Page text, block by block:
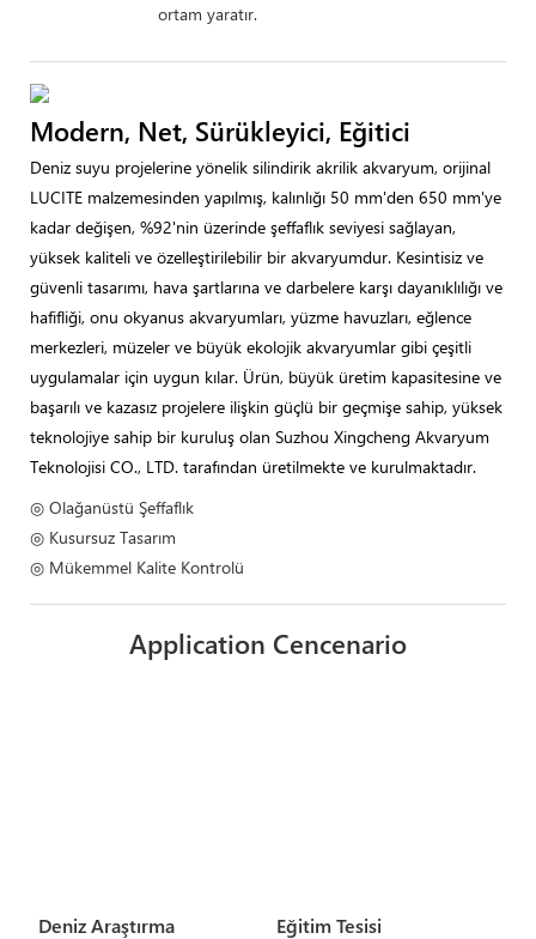
ortam yaratır.
Modern, Net, Sürükleyici, Eğitici
Deniz suyu projelerine yönelik silindirik akrilik akvaryum, orijinal
LUCITE malzemesinden yapılmış, kalınlığı 50 mm'den 650 mm'ye
kadar değişen, %92'nin üzerinde şeffaflık seviyesi sağlayan,
yüksek kaliteli ve özelleştirilebilir bir akvaryumdur. Kesintisiz ve
güvenli tasarımı, hava şartlarına ve darbelere karşı dayanıklılığı ve
hafifliği, onu okyanus akvaryumları, yüzme havuzları, eğlence
merkezleri, müzeler ve büyük ekolojik akvaryumlar gibi çeşitli
uygulamalar için uygun kılar. Ürün, büyük üretim kapasitesine ve
başarılı ve kazasız projelere ilişkin güçlü bir geçmişe sahip, yüksek
teknolojiye sahip bir kuruluş olan Suzhou Xingcheng Akvaryum
Teknolojisi CO., LTD. tarafından üretilmekte ve kurulmaktadır.
◎ Olağanüstü Şeffaflık
◎ Kusursuz Tasarım
◎ Mükemmel Kalite Kontrolü
Application Cencenario
Deniz Araştırma
Eğitim Tesisi